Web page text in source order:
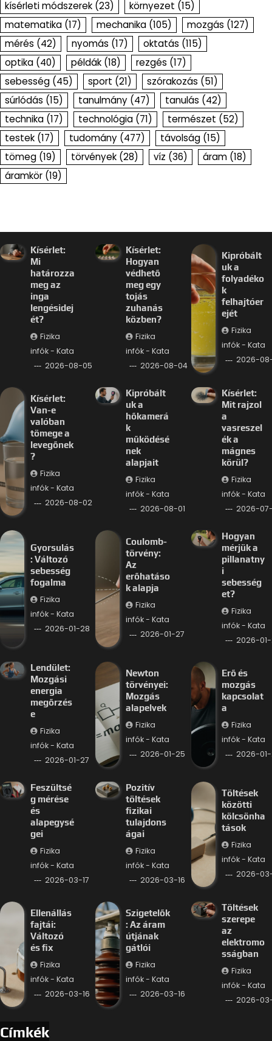
kísérleti módszerek (23) környezet (15)
matematika (17) mechanika (105) mozgás (127)
mérés (42) nyomás (17) oktatás (115)
optika (40) példák (18) rezgés (17)
sebesség (45) sport (21) szórakozás (51)
súrlódás (15) tanulmány (47) tanulás (42)
technika (17) technológia (71) természet (52)
testek (17) tudomány (477) távolság (15)
tömeg (19) törvények (28) víz (36) áram (18)
áramkör (19)
Kísérlet:
Mi
határozza
meg az
inga
lengésidej
ét?
Fizika
infók - Kata
2026-08-05
Kísérlet:
Hogyan
védhető
meg egy
tojás
zuhanás
közben?
Fizika
infók - Kata
2026-08-04
Kipróbált
uk a
folyadéko
k
felhajtóer
ejét
Fizika
infók - Kata
2026-
Kísérlet:
Van-e
valóban
tömege a
levegőnek
?
Fizika
infók - Kata
2026-08-02
Kipróbált
uk a
hőkamerá
k
működésé
nek
alapjait
Fizika
infók - Kata
2026-08-01
Kísérlet:
Mit rajzol
a
vasreszel
ék a
mágnes
körül?
Fizika
infók - Kata
2026-
Gyorsulás
: Változó
sebesség
fogalma
Fizika
infók - Kata
2026-01-28
Coulomb-
törvény:
Az
erőhatáso
k alapja
Fizika
infók - Kata
2026-01-27
Hogyan
mérjük a
pillanatny
i
sebesség
et?
Fizika
infók - Kata
2026-
Lendület:
Mozgási
energia
megőrzés
e
Fizika
infók - Kata
2026-01-27
Newton
törvényei:
Mozgás
alapelvek
Fizika
infók - Kata
2026-01-25
Erő és
mozgás
kapcsolat
a
Fizika
infók - Kata
2026-
Feszültsé
g mérése
és
alapegysé
gei
Fizika
infók - Kata
2026-03-17
Pozitív
töltések
fizikai
tulajdons
ágai
Fizika
infók - Kata
2026-03-16
Töltések
közötti
kölcsönha
tások
Fizika
infók - Kata
2026-
Ellenállás
fajtái:
Változó
és fix
Fizika
infók - Kata
2026-03-16
Szigetelők
: Az áram
útjának
gátlói
Fizika
infók - Kata
2026-03-16
Töltések
szerepe
az
elektromo
sságban
Fizika
infók - Kata
2026-
Címkék